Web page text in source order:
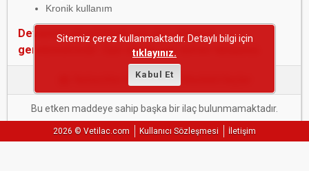
Kronik kullanım
Devamını görebilmek için üye olmanız
gerekmektedir. Üye olmak için lütfen tıklayınız.
'Antiasitler (Oral)' Etken Maddeli İlaçlar
Bu etken maddeye sahip başka bir ilaç bulunmamaktadır.
2026 © Vetilac.com Kullanıcı Sözleşmesi İletişim
Sitemiz çerez kullanmaktadır. Detaylı bilgi için
tıklayınız.
Kabul Et